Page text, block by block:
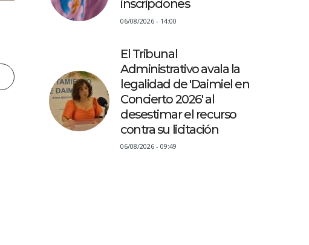
inscripciones
06/08/2026 - 14:00
El Tribunal
Administrativo avala la
legalidad de 'Daimiel en
Concierto 2026' al
desestimar el recurso
contra su licitación
06/08/2026 - 09:49